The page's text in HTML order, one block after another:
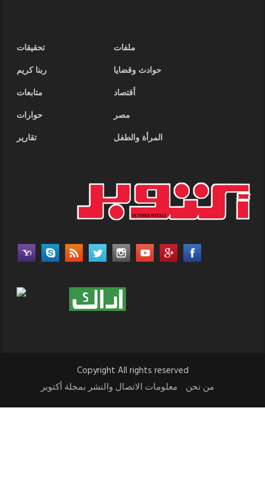
ملفات
تحقيقات
حوادث وقضايا
ربنا كريم
أقتصاد
متابعات
مصر
حوارات
المرأة والطفل
تقارير
Copyright All rights reserved
من نحن
معلومات الاتصال والنشر بمجلة أكتوبر